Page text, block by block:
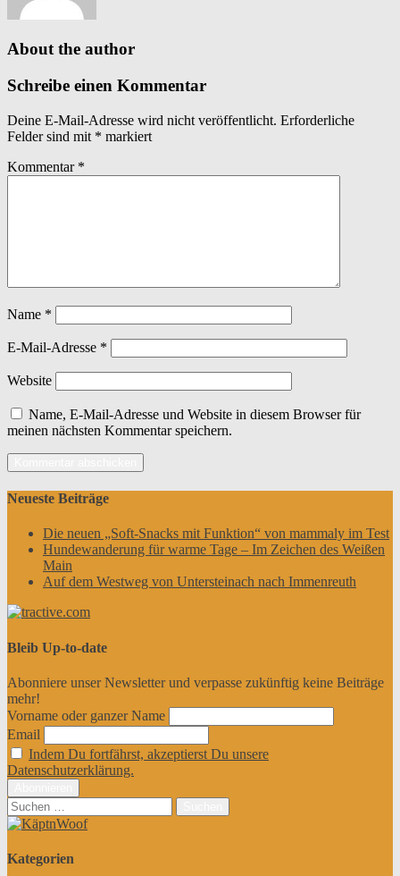
About the author
Schreibe einen Kommentar
Deine E-Mail-Adresse wird nicht veröffentlicht. Erforderliche
Felder sind mit * markiert
Kommentar *
Name *
E-Mail-Adresse *
Website
Name, E-Mail-Adresse und Website in diesem Browser für
meinen nächsten Kommentar speichern.
Neueste Beiträge
Die neuen „Soft-Snacks mit Funktion“ von mammaly im Test
Hundewanderung für warme Tage – Im Zeichen des Weißen
Main
Auf dem Westweg von Untersteinach nach Immenreuth
Bleib Up-to-date
Abonniere unser Newsletter und verpasse zukünftig keine Beiträge
mehr!
Vorname oder ganzer Name
Email
Indem Du fortfährst, akzeptierst Du unsere
Datenschutzerklärung.
Suchen
nach:
Kategorien